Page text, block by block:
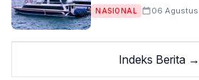
NASIONAL 06
Indeks Berita →